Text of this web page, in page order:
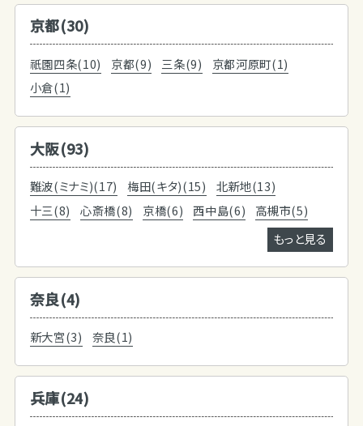
京都(30)
祇園四条(10) 京都(9) 三条(9)
京都河原町(1)
小倉(1)
大阪(93)
難波(ミナミ)(17) 梅田(キタ)(15)
北新地(13)
十三(8)
心斎橋(8) 京橋(6) 西中島(6)
高槻市(5)
もっと見る
奈良(4)
新大宮(3) 奈良(1)
兵庫(24)